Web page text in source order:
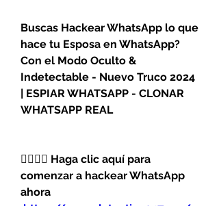
Buscas Hackear WhatsApp lo que
hace tu Esposa en WhatsApp?
Con el Modo Oculto &
Indetectable - Nuevo Truco 2024
| ESPIAR WHATSAPP - CLONAR
WHATSAPP REAL
👉🏻👉🏻 Haga clic aquí para
comenzar a hackear WhatsApp
ahora